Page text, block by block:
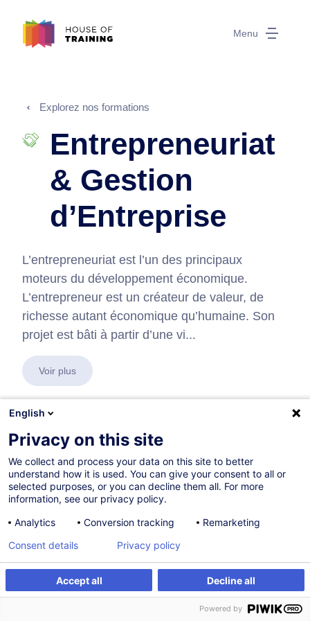
Menu
Explorez nos formations
Entrepreneuriat
& Gestion
d’Entreprise
L’entrepreneuriat est l’un des principaux
moteurs du développement économique.
L’entrepreneur est un créateur de valeur, de
richesse autant économique qu’humaine. Son
projet est bâti à partir d’une vi...
Voir plus
En collaboration avec:
English
Privacy on this site
We collect and process your data on this site to better
understand how it is used. You can give your consent to all or
selected purposes, or you can decline them all. For more
information, see our privacy policy.
Analytics
Conversion tracking Remarketing
Accept all Decline all
Consent details Privacy policy
Powered by